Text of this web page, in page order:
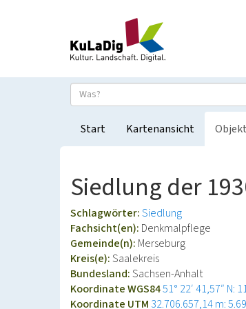
Start Kartenansicht
Siedlung der
Schlagwörter:Siedlung
Fachsicht(en): Denkmalpflege
Gemeinde(n): Merseburg
Kreis(e):Saalekreis
Bundesland:Sachsen-Anhalt
Koordinate WGS8451° 22′ 41,57″ N:
Koordinate UTM 32.706.657,14 m: